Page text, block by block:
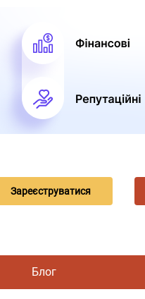
Зареєструватися
Блог